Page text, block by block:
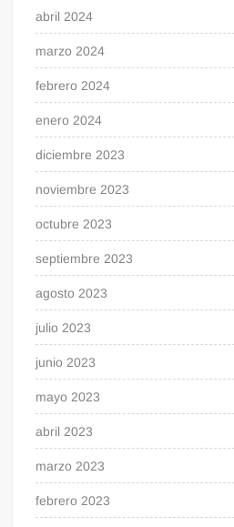
abril 2024
marzo 2024
febrero 2024
enero 2024
diciembre 2023
noviembre 2023
octubre 2023
septiembre 2023
agosto 2023
julio 2023
junio 2023
mayo 2023
abril 2023
marzo 2023
febrero 2023